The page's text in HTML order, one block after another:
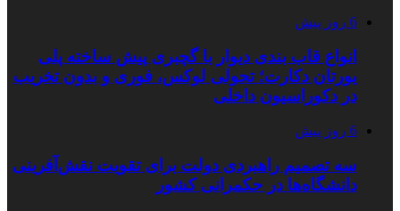
6 روز پیش
انواع قاب بندی دیوار با گچبری پیش ساخته پلی
یورتان دکارت؛ تحولی لوکس، فوری و بدون تخریب
در دکوراسیون داخلی
6 روز پیش
سه تصمیم راهبردی دولت برای تقویت نقش‌آفرینی
دانشگاه‌ها در حکمرانی کشور